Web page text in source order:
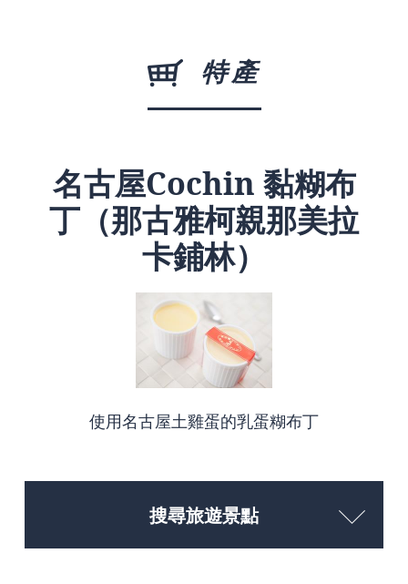
特產
名古屋Cochin 黏糊布
丁（那古雅柯親那美拉
卡鋪林）
使用名古屋土雞蛋的乳蛋糊布丁
搜尋旅遊景點